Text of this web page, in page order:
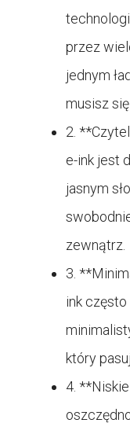
przez
jednym
musisz
2.
e-ink jest
jasnym
zewnątrz.
3.
ink
który
4.